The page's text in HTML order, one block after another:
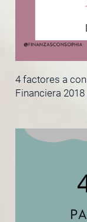
4 factores a
Financiera